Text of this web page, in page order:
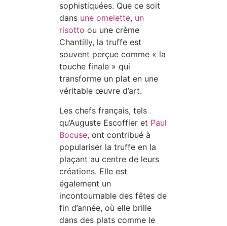
sophistiquées. Que ce soit
dans une omelette, un
risotto ou une crème
Chantilly, la truffe est
souvent perçue comme « la
touche finale » qui
transforme un plat en une
véritable œuvre d’art.
Les chefs français, tels
qu’Auguste Escoffier et Paul
Bocuse, ont contribué à
populariser la truffe en la
plaçant au centre de leurs
créations. Elle est
également un
incontournable des fêtes de
fin d’année, où elle brille
dans des plats comme le